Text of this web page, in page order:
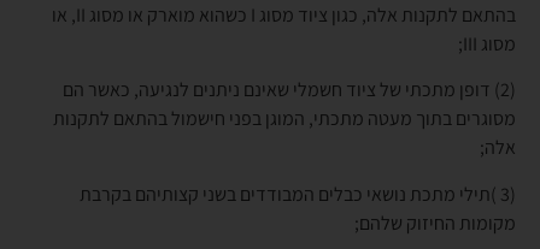
בהתאם לתקנות אלה, כגון ציוד מסוג I כשהוא מוארק או מסוג II, או
מסוג III;
(2) דופן מתכתי של ציוד חשמלי שאינם ניתנים לנגיעה, כאשר הם
מסוגרים בתוך מעטה מתכתי, המוגן בפני חישמול בהתאם לתקנות
אלה;
(3 )תילי מתכת נושאי כבלים המבודדים בשני קצותיהם בקרבת
מקומות החיזוק שלהם;